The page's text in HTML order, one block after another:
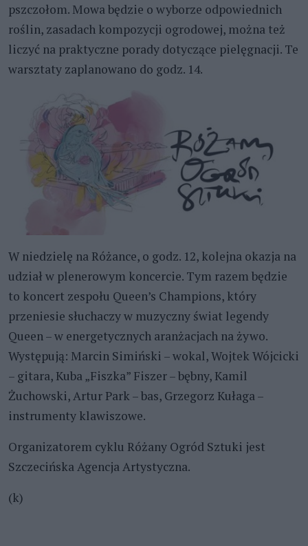
pszczołom. Mowa będzie o wyborze odpowiednich
roślin, zasadach kompozycji ogrodowej, można też
liczyć na praktyczne porady dotyczące pielęgnacji. Te
warsztaty zaplanowano do godz. 14.
W niedzielę na Różance, o godz. 12, kolejna okazja na
udział w plenerowym koncercie. Tym razem będzie
to koncert zespołu Queen’s Champions, który
przeniesie słuchaczy w muzyczny świat legendy
Queen – w energetycznych aranżacjach na żywo.
Występują: Marcin Simiński – wokal, Wojtek Wójcicki
– gitara, Kuba „Fiszka” Fiszer – bębny, Kamil
Żuchowski, Artur Park – bas, Grzegorz Kułaga –
instrumenty klawiszowe.
Organizatorem cyklu Różany Ogród Sztuki jest
Szczecińska Agencja Artystyczna.
(k)